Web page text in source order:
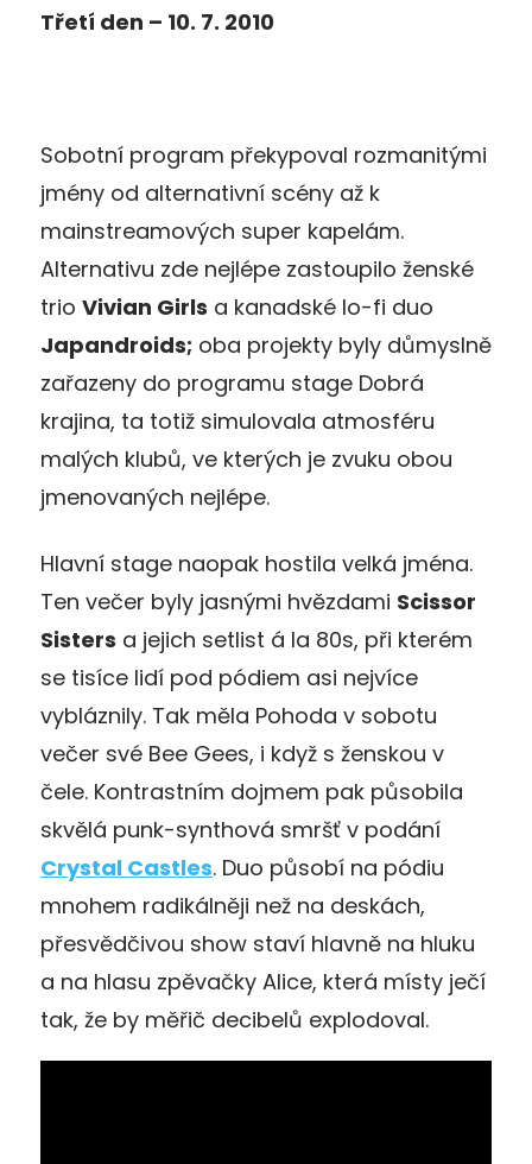
Třetí den – 10. 7. 2010
Sobotní program překypoval rozmanitými
jmény od alternativní scény až k
mainstreamových super kapelám.
Alternativu zde nejlépe zastoupilo ženské
trio Vivian Girls a kanadské lo-fi duo
Japandroids; oba projekty byly důmyslně
zařazeny do programu stage Dobrá
krajina, ta totiž simulovala atmosféru
malých klubů, ve kterých je zvuku obou
jmenovaných nejlépe.
Hlavní stage naopak hostila velká jména.
Ten večer byly jasnými hvězdami Scissor
Sisters a jejich setlist á la 80s, při kterém
se tisíce lidí pod pódiem asi nejvíce
vybláznily. Tak měla Pohoda v sobotu
večer své Bee Gees, i když s ženskou v
čele. Kontrastním dojmem pak působila
skvělá punk-synthová smršť v podání
Crystal Castles. Duo působí na pódiu
mnohem radikálněji než na deskách,
přesvědčivou show staví hlavně na hluku
a na hlasu zpěvačky Alice, která místy ječí
tak, že by měřič decibelů explodoval.